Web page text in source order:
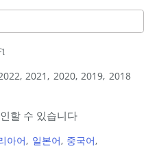
2021 2020 2019 2018
아어 일본어 중국어